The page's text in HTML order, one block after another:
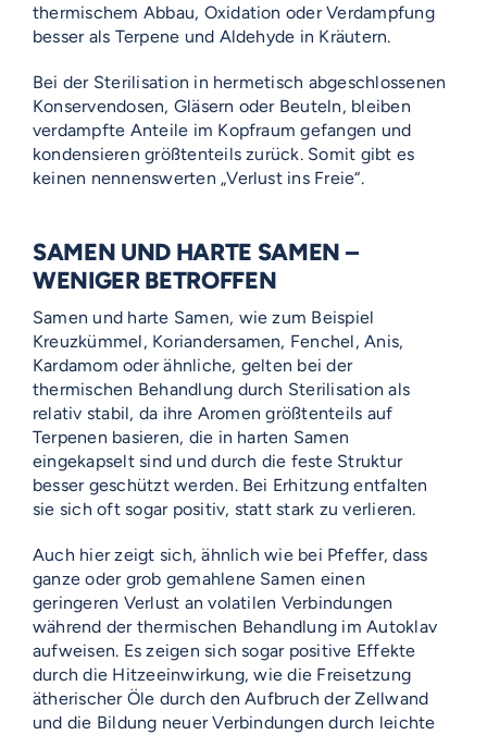
thermischem Abbau, Oxidation oder Verdampfung
besser als Terpene und Aldehyde in Kräutern.
Bei der Sterilisation in hermetisch abgeschlossenen
Konservendosen, Gläsern oder Beuteln, bleiben
verdampfte Anteile im Kopfraum gefangen und
kondensieren größtenteils zurück. Somit gibt es
keinen nennenswerten „Verlust ins Freie“.
SAMEN UND HARTE SAMEN –
WENIGER BETROFFEN
Samen und harte Samen, wie zum Beispiel
Kreuzkümmel, Koriandersamen, Fenchel, Anis,
Kardamom oder ähnliche, gelten bei der
thermischen Behandlung durch Sterilisation als
relativ stabil, da ihre Aromen größtenteils auf
Terpenen basieren, die in harten Samen
eingekapselt sind und durch die feste Struktur
besser geschützt werden. Bei Erhitzung entfalten
sie sich oft sogar positiv, statt stark zu verlieren.
Auch hier zeigt sich, ähnlich wie bei Pfeffer, dass
ganze oder grob gemahlene Samen einen
geringeren Verlust an volatilen Verbindungen
während der thermischen Behandlung im Autoklav
aufweisen. Es zeigen sich sogar positive Effekte
durch die Hitzeeinwirkung, wie die Freisetzung
ätherischer Öle durch den Aufbruch der Zellwand
und die Bildung neuer Verbindungen durch leichte